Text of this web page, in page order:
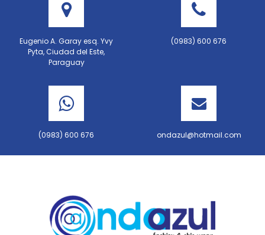
Eugenio A. Garay esq. Yvy
Pyta, Ciudad del Este,
Paraguay
(0983) 600 676
(0983) 600 676 ondazul@hotmail.com